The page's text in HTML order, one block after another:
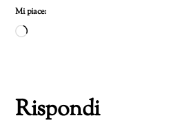
Mi piace:
Caricamento
Rispondi